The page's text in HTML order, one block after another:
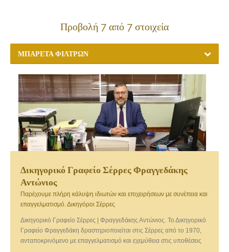
Προβολή 7 από 7 στοιχεία
ΜΠΑΡΈΤΑ ΦΊΛΤΡΩΝ
Δικηγορικό Γραφείο Σέρρες Φραγγεδάκης
Αντώνιος
Παρέχουμε πλήρη κάλυψη ιδιωτών και επιχειρήσεων με συνέπεια και
επαγγελματισμό. Δικηγόροι Σέρρες
Δικηγορικό Γραφείο Σέρρες | Φραγγεδάκης Αντώνιος. Το Δικηγορικό
Γραφείο Φραγγεδάκη δραστηριοποιείται στις Σέρρες από το 1970,
ανταποκρινόμενο με επαγγελματισμό και εχεμύθεια στις υποθέσεις